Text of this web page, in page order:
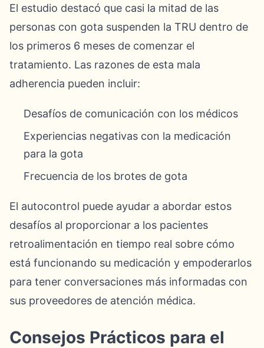
El estudio destacó que casi la mitad de las
personas con gota suspenden la TRU dentro de
los primeros 6 meses de comenzar el
tratamiento. Las razones de esta mala
adherencia pueden incluir:
Desafíos de comunicación con los médicos
Experiencias negativas con la medicación
para la gota
Frecuencia de los brotes de gota
El autocontrol puede ayudar a abordar estos
desafíos al proporcionar a los pacientes
retroalimentación en tiempo real sobre cómo
está funcionando su medicación y empoderarlos
para tener conversaciones más informadas con
sus proveedores de atención médica.
Consejos Prácticos para el